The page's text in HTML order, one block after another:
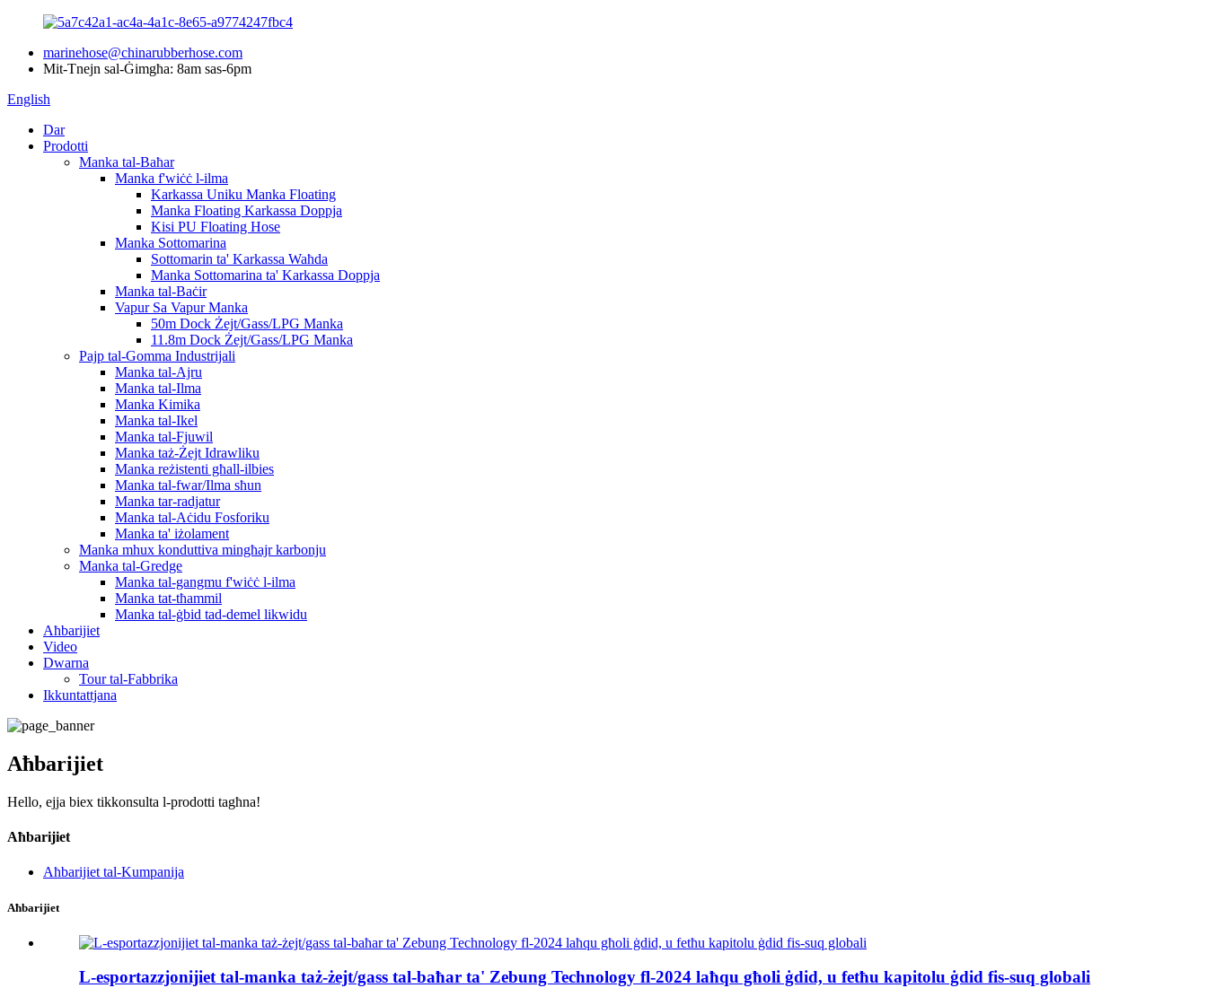
marinehose@chinarubberhose.com
Mit-Tnejn sal-Ġimgħa: 8am sas-6pm
English
Dar
Prodotti
Manka tal-Baħar
Manka f'wiċċ l-ilma
Karkassa Uniku Manka Floating
Manka Floating Karkassa Doppja
Kisi PU Floating Hose
Manka Sottomarina
Sottomarin ta' Karkassa Waħda
Manka Sottomarina ta' Karkassa Doppja
Manka tal-Baċir
Vapur Sa Vapur Manka
50m Dock Żejt/Gass/LPG Manka
11.8m Dock Żejt/Gass/LPG Manka
Pajp tal-Gomma Industrijali
Manka tal-Ajru
Manka tal-Ilma
Manka Kimika
Manka tal-Ikel
Manka tal-Fjuwil
Manka taż-Żejt Idrawliku
Manka reżistenti għall-ilbies
Manka tal-fwar/Ilma sħun
Manka tar-radjatur
Manka tal-Aċidu Fosforiku
Manka ta' iżolament
Manka mhux konduttiva mingħajr karbonju
Manka tal-Gredge
Manka tal-gangmu f'wiċċ l-ilma
Manka tat-tħammil
Manka tal-ġbid tad-demel likwidu
Aħbarijiet
Video
Dwarna
Tour tal-Fabbrika
Ikkuntattjana
Aħbarijiet
Hello, ejja biex tikkonsulta l-prodotti tagħna!
Aħbarijiet
Aħbarijiet tal-Kumpanija
Aħbarijiet
L-esportazzjonijiet tal-manka taż-żejt/gass tal-baħar ta' Zebung Technology fl-2024 laħqu għoli ġdid, u fetħu kapitolu ġdid fis-suq globali